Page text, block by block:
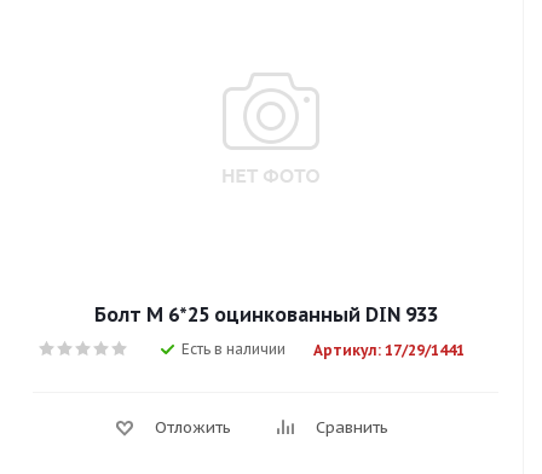
Болт М 6*25 оцинкованный DIN 933
Есть в наличии Артикул: 17/29/1441
Отложить Сравнить